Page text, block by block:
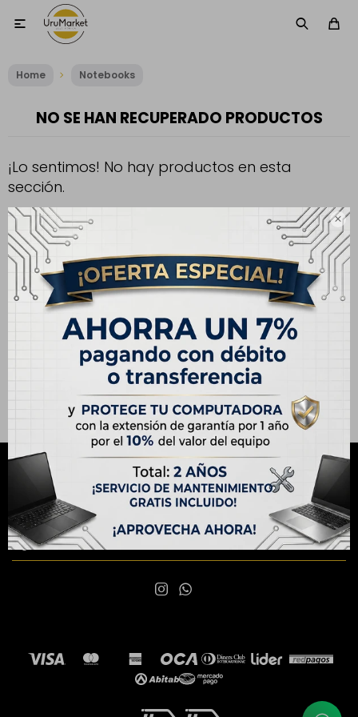


Home Notebooks
NO SE HAN RECUPERADO PRODUCTOS
¡Lo sentimos! No hay productos en esta
sección.
Inténtalo nuevamente con otros criterios de filtrado o busca en
otras secciones de nuestro catálogo.
Filtrando por: Procesador:Apple M4 Pro
NEWSLETTER
¡Suscribite y recibí todas nuestras novedades!
SUSCRIBIRME
 